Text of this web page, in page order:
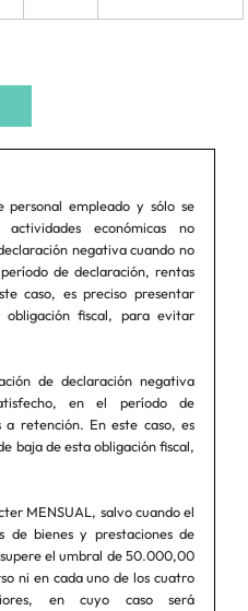
personal empleado y sólo se
económicas no
negativa cuando no
de declaración, rentas
caso, es preciso presentar
fiscal, para evitar
de declaración negativa
en el período de
a retención. En este caso, es
baja de esta obligación fiscal,
MENSUAL, salvo cuando el
bienes y prestaciones de
el umbral de 50.000,00
ni en cada uno de los cuatro
en cuyo caso será